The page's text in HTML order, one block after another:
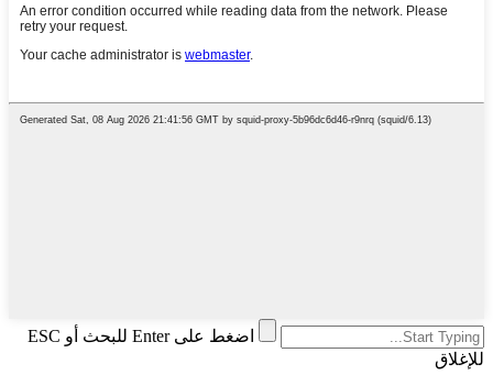
اضغط على Enter للبحث أو ESC
للإغلاق